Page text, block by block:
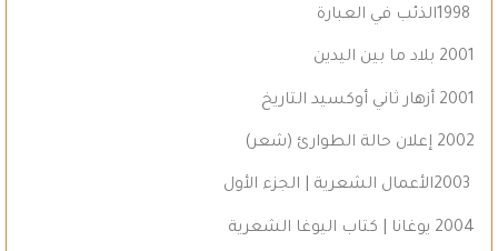
2001 بلاد ما بين اليدين
2001 أزهار ثاني أوكسيد التاريخ
2002 إعلان حالة الطوارئ (شعر)
2004 يوغانا | كتاب اليوغا الشعرية